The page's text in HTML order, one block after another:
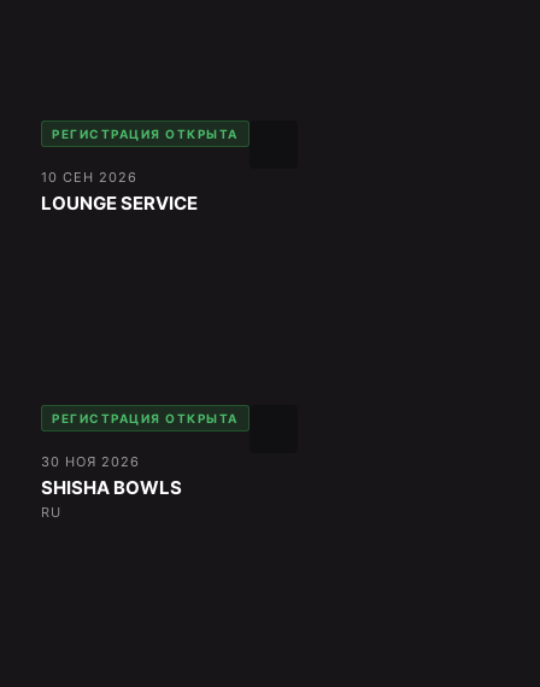
РЕГИСТРАЦИЯ ОТКРЫТА
10 СЕН 2026
LOUNGE SERVICE
РЕГИСТРАЦИЯ ОТКРЫТА
30 НОЯ 2026
SHISHA BOWLS
RU